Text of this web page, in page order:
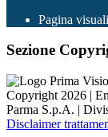
Pagina
Sezione
Copyright 2026 |
Parma S.p.A. |
Disclaimer